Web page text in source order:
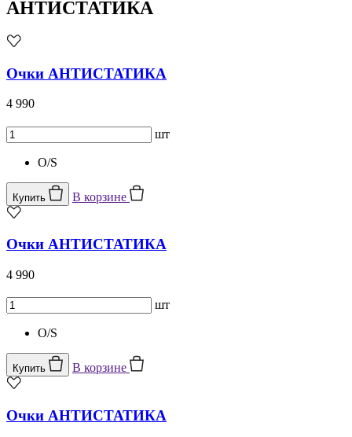
АНТИСТАТИКА
Очки АНТИСТАТИКА
4 990
шт
O/S
Купить В корзине
Очки АНТИСТАТИКА
4 990
шт
O/S
Купить В корзине
Очки АНТИСТАТИКА